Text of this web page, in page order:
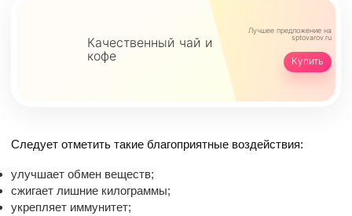
Качественный чай и
кофе
Лучшее предложение на
sptovarov.ru
Купить
Следует отметить такие благоприятные воздействия:
улучшает обмен веществ;
сжигает лишние килограммы;
укрепляет иммунитет;